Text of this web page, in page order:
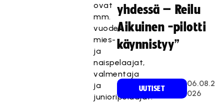
ovat
mm.
vuoden
mies-
ja
naispelaajat,
valmentaja
ja
junioripelaajat.
yhdessä – Reilu
Aikuinen -pilotti
käynnistyy”
UUTISET
06.08.2
026